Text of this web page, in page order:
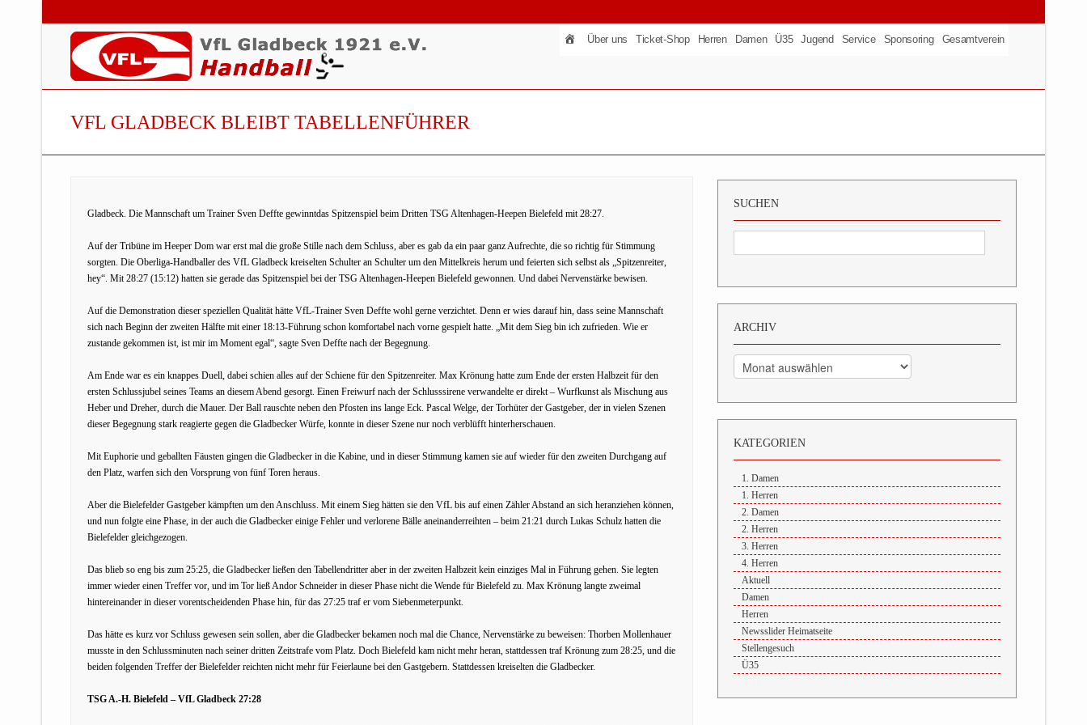
Über uns Ticket-Shop Herren Damen Ü35 Jugend Service Sponsoring Gesamtverein
VFL GLADBECK BLEIBT TABELLENFÜHRER
Gladbeck. Die Mannschaft um Trainer Sven Deffte gewinntdas Spitzenspiel beim Dritten TSG Altenhagen-Heepen Bielefeld mit 28:27.
Auf der Tribüne im Heeper Dom war erst mal die große Stille nach dem Schluss, aber es gab da ein paar ganz Aufrechte, die so richtig für Stimmung
sorgten. Die Oberliga-Handballer des VfL Gladbeck kreiselten Schulter an Schulter um den Mittelkreis herum und feierten sich selbst als „Spitzenreiter,
hey“. Mit 28:27 (15:12) hatten sie gerade das Spitzenspiel bei der TSG Altenhagen-Heepen Bielefeld gewonnen. Und dabei Nervenstärke bewisen.
Auf die Demonstration dieser speziellen Qualität hätte VfL-Trainer Sven Deffte wohl gerne verzichtet. Denn er wies darauf hin, dass seine Mannschaft
sich nach Beginn der zweiten Hälfte mit einer 18:13-Führung schon komfortabel nach vorne gespielt hatte. „Mit dem Sieg bin ich zufrieden. Wie er
zustande gekommen ist, ist mir im Moment egal“, sagte Sven Deffte nach der Begegnung.
Am Ende war es ein knappes Duell, dabei schien alles auf der Schiene für den Spitzenreiter. Max Krönung hatte zum Ende der ersten Halbzeit für den
ersten Schlussjubel seines Teams an diesem Abend gesorgt. Einen Freiwurf nach der Schlusssirene verwandelte er direkt – Wurfkunst als Mischung aus
Heber und Dreher, durch die Mauer. Der Ball rauschte neben den Pfosten ins lange Eck. Pascal Welge, der Torhüter der Gastgeber, der in vielen Szenen
dieser Begegnung stark reagierte gegen die Gladbecker Würfe, konnte in dieser Szene nur noch verblüfft hinterherschauen.
Mit Euphorie und geballten Fäusten gingen die Gladbecker in die Kabine, und in dieser Stimmung kamen sie auf wieder für den zweiten Durchgang auf
den Platz, warfen sich den Vorsprung von fünf Toren heraus.
Aber die Bielefelder Gastgeber kämpften um den Anschluss. Mit einem Sieg hätten sie den VfL bis auf einen Zähler Abstand an sich heranziehen können,
und nun folgte eine Phase, in der auch die Gladbecker einige Fehler und verlorene Bälle aneinanderreihten – beim 21:21 durch Lukas Schulz hatten die
Bielefelder gleichgezogen.
Das blieb so eng bis zum 25:25, die Gladbecker ließen den Tabellendritter aber in der zweiten Halbzeit kein einziges Mal in Führung gehen. Sie legten
immer wieder einen Treffer vor, und im Tor ließ Andor Schneider in dieser Phase nicht die Wende für Bielefeld zu. Max Krönung langte zweimal
hintereinander in dieser vorentscheidenden Phase hin, für das 27:25 traf er vom Siebenmeterpunkt.
Das hätte es kurz vor Schluss gewesen sein sollen, aber die Gladbecker bekamen noch mal die Chance, Nervenstärke zu beweisen: Thorben Mollenhauer
musste in den Schlussminuten nach seiner dritten Zeitstrafe vom Platz. Doch Bielefeld kam nicht mehr heran, stattdessen traf Krönung zum 28:25, und die
beiden folgenden Treffer der Bielefelder reichten nicht mehr für Feierlaune bei den Gastgebern. Stattdessen kreiselten die Gladbecker.
TSG A.-H. Bielefeld – VfL Gladbeck 27:28
SUCHEN
ARCHIV
Archiv
KATEGORIEN
1. Damen
1. Herren
2. Damen
2. Herren
3. Herren
4. Herren
Aktuell
Damen
Herren
Newsslider Heimatseite
Stellengesuch
Ü35